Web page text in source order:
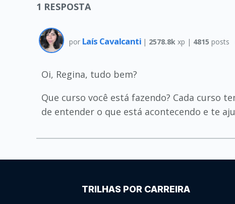
1 RESPOSTA
por Laís Cavalcanti | 2578.8k xp | 4815 posts
Oi, Regina, tudo bem?
Que curso você está fazendo? Cada curso
de entender o que está acontecendo e te
TRILHAS POR CARREIRA